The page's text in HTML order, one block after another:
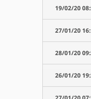
08:54
16:13
09:37
19:35